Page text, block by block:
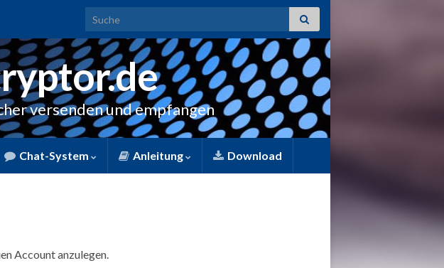
Search for:
versenden und empfangen
Chat-System Anleitung Download
Account anzulegen.